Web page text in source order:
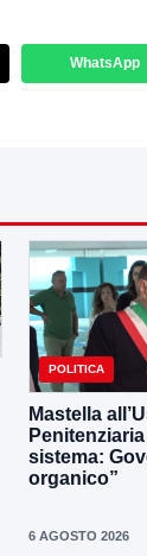
WhatsApp
POLITICA
Mastella
sistema:
organico”
6 AGOSTO 2026